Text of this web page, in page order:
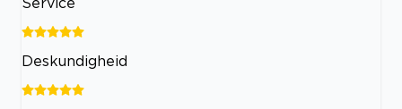
Deskundigheid